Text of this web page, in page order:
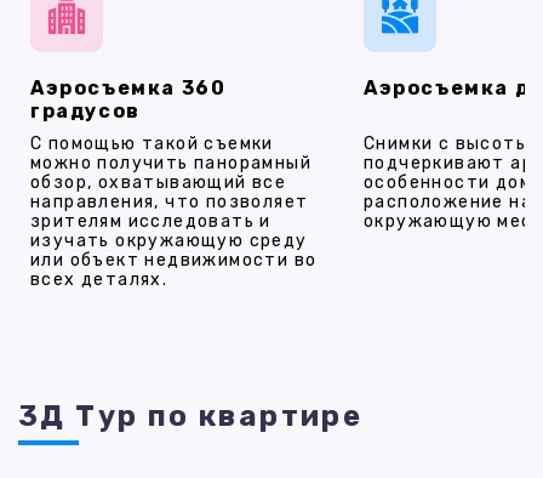
Аэросъемка 360
градусов
С помощью такой съемки
можно получить панорамный
обзор, охватывающий все
направления, что позволяет
зрителям исследовать и
изучать окружающую среду
или объект недвижимости во
всех деталях.
Аэросъемка
Снимки с высоты
подчеркивают
особенности
расположение на
окружающую
3Д Тур по квартире